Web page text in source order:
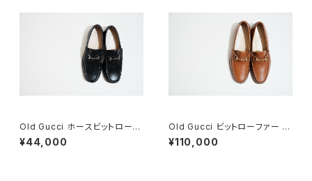
Old Gucci ホースビットローフ
ァー 34C BK
¥44,000
Old Gucci ビットローファー 41
E Brown Deadstock
¥110,000